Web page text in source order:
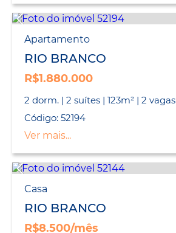
Apartamento
RIO BRANCO
R$1.880.000
2 dorm. | 2 suítes | 123m² | 2 vagas
Código: 52194
Ver mais...
Casa
RIO BRANCO
R$8.500/mês